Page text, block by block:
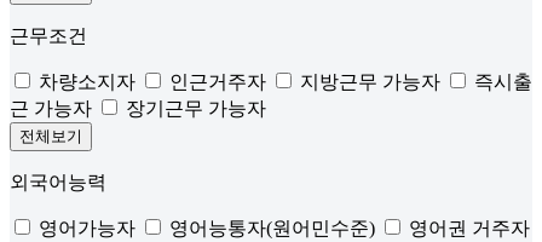
근무조건
차량소지자 인근거주자 지방근무 가능자
즉시출
근 가능자
장기근무 가능자
전체보기
외국어능력
영어가능자 영어능통자(원어민수준)
영어권 거주자